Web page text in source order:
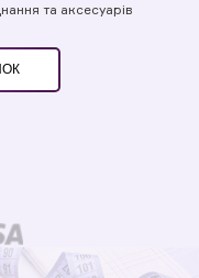
та аксесуарів